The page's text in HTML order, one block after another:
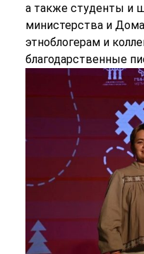
а также студенты и
министерства и
этноблогерам и
благодарственные